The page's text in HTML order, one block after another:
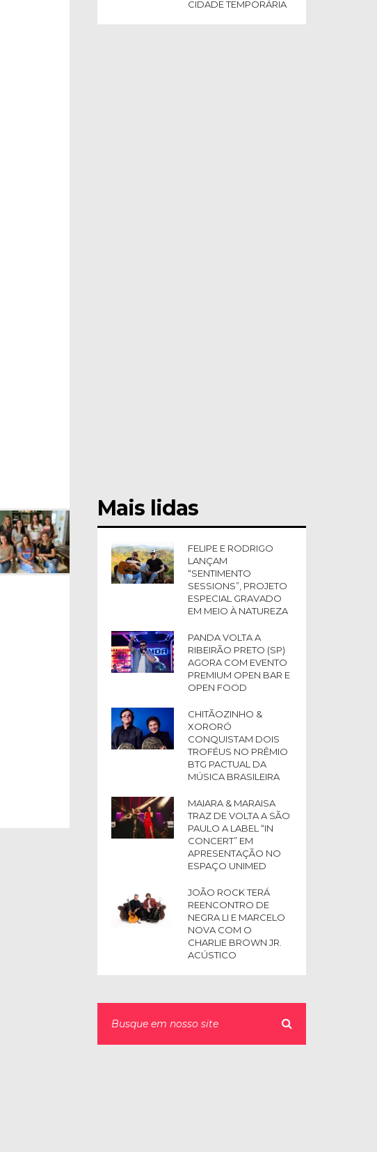
CIDADE TEMPORÁRIA
Mais lidas
FELIPE E RODRIGO
LANÇAM
“SENTIMENTO
SESSIONS”, PROJETO
ESPECIAL GRAVADO
EM MEIO À NATUREZA
PANDA VOLTA A
RIBEIRÃO PRETO (SP)
AGORA COM EVENTO
PREMIUM OPEN BAR E
OPEN FOOD
CHITÃOZINHO &
XORORÓ
CONQUISTAM DOIS
TROFÉUS NO PRÊMIO
BTG PACTUAL DA
MÚSICA BRASILEIRA
MAIARA & MARAISA
TRAZ DE VOLTA A SÃO
PAULO A LABEL “IN
CONCERT” EM
APRESENTAÇÃO NO
ESPAÇO UNIMED
JOÃO ROCK TERÁ
REENCONTRO DE
NEGRA LI E MARCELO
NOVA COM O
CHARLIE BROWN JR.
ACÚSTICO